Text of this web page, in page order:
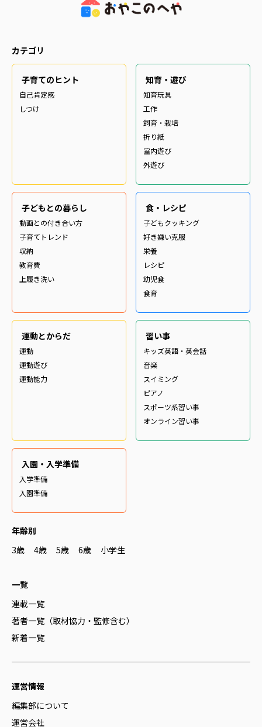
カテゴリ
子育てのヒント
自己肯定感
しつけ
知育・遊び
知育玩具
工作
飼育・栽培
折り紙
室内遊び
外遊び
子どもとの暮らし
動画との付き合い方
子育てトレンド
収納
教育費
上履き洗い
食・レシピ
子どもクッキング
好き嫌い克服
栄養
レシピ
幼児食
食育
運動とからだ
運動
運動遊び
運動能力
習い事
キッズ英語・英会話
音楽
スイミング
ピアノ
スポーツ系習い事
オンライン習い事
入園・入学準備
入学準備
入園準備
年齢別
3歳
4歳 5歳 6歳 小学生
一覧
連載一覧
著者一覧（取材協力・監修含む）
新着一覧
運営情報
編集部について
運営会社